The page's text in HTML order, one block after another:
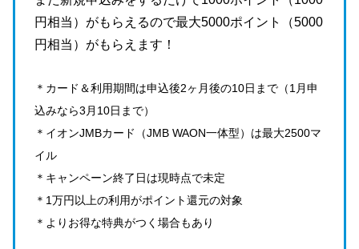
円相当）がもらえるので最大5000ポイント（5000
円相当）がもらえます！
＊カード＆利用期間は申込後2ヶ月後の10日まで（1月申
込みなら3月10日まで）
＊イオンJMBカード（JMB WAON一体型）は最大2500マ
イル
＊キャンペーン終了日は現時点で未定
＊1万円以上の利用がポイント還元の対象
＊よりお得な特典がつく場合もあり